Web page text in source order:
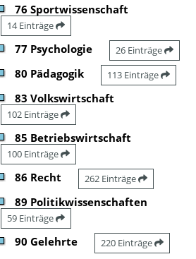
76 Sportwissenschaft
14 Einträge
77 Psychologie 26 Einträge
80 Pädagogik 113 Einträge
83 Volkswirtschaft
102 Einträge
85 Betriebswirtschaft
100 Einträge
86 Recht 262 Einträge
89 Politikwissenschaften
59 Einträge
90 Gelehrte 220 Einträge